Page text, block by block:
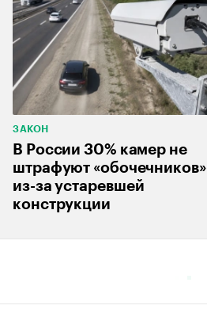
ЗАКОН
В России 30% камер не
штрафуют «обочечников»
из-за устаревшей
конструкции